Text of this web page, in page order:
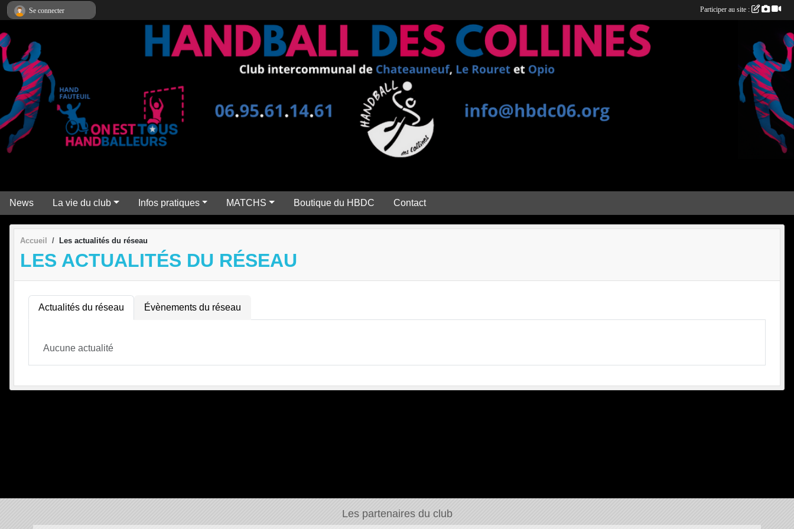
News La vie du club Infos pratiques MATCHS Boutique du HBDC Contact
Accueil Les actualités du réseau
LES ACTUALITÉS DU RÉSEAU
Actualités du réseau Évènements du réseau
Aucune actualité
Les partenaires du club
Se connecter Participer au site :
Panneau de gestion des cookies